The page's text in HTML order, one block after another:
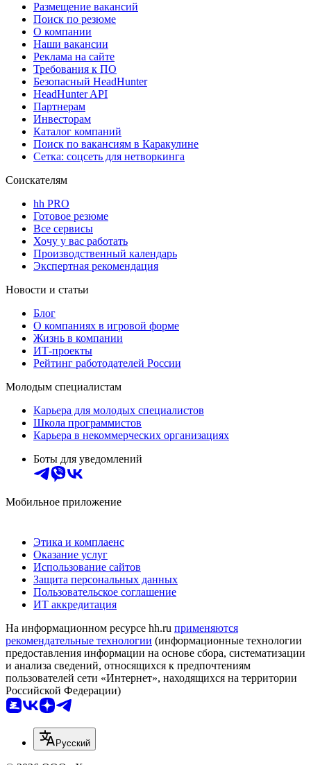
Размещение вакансий
Поиск по резюме
О компании
Наши вакансии
Реклама на сайте
Требования к ПО
Безопасный HeadHunter
HeadHunter API
Партнерам
Инвесторам
Каталог компаний
Поиск по вакансиям в Каракулине
Сетка: соцсеть для нетворкинга
Соискателям
hh PRO
Готовое резюме
Все сервисы
Хочу у вас работать
Производственный календарь
Экспертная рекомендация
Новости и статьи
Блог
О компаниях в игровой форме
Жизнь в компании
ИТ-проекты
Рейтинг работодателей России
Молодым специалистам
Карьера для молодых специалистов
Школа программистов
Карьера в некоммерческих организациях
Боты для уведомлений
Мобильное приложение
Этика и комплаенс
Оказание услуг
Использование сайтов
Защита персональных данных
Пользовательское соглашение
ИТ аккредитация
На информационном ресурсе hh.ru применяются
рекомендательные технологии (информационные технологии
предоставления информации на основе сбора, систематизации
и анализа сведений, относящихся к предпочтениям
пользователей сети «Интернет», находящихся на территории
Российской Федерации)
Русский